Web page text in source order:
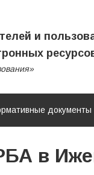
и
документы
в